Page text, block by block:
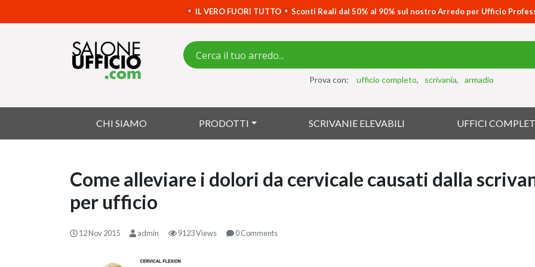
IL VERO FUORI TUTTO Sconti Reali dal 50% al 90% sul nostro Arredo per Ufficio
Prova con: ufficio completo scrivania armadio
CHI SIAMO PRODOTTI SCRIVANIE ELEVABILI UFFICI
Come alleviare i dolori da cervicale causati dalla
per ufficio
12 Nov 2015 admin 9123 Views 0 Comments